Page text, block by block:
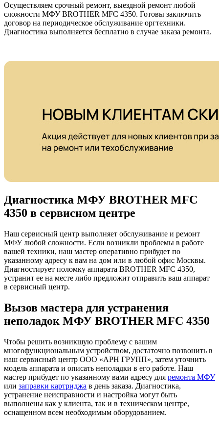
Осуществляем срочный ремонт, выездной ремонт любой
сложности МФУ BROTHER MFC 4350. Готовы заключить
договор на периодическое обслуживание оргтехники.
Диагностика выполняется бесплатно в случае заказа ремонта.
Диагностика МФУ BROTHER MFC
4350 в сервисном центре
Наш сервисный центр выполняет обслуживание и ремонт
МФУ любой сложности. Если возникли проблемы в работе
вашей техники, наш мастер оперативно прибудет по
указанному адресу к вам на дом или в любой офис Москвы.
Диагностирует поломку аппарата BROTHER MFC 4350,
устранит ее на месте либо предложит отправить ваш аппарат
в сервисный центр.
Вызов мастера для устранения
неполадок МФУ BROTHER MFC 4350
Чтобы решить возникшую проблему с вашим
многофункциональным устройством, достаточно позвонить в
наш сервисный центр ООО «АРН ГРУПП», затем уточнить
модель аппарата и описать неполадки в его работе. Наш
мастер прибудет по указанному вами адресу для ремонта МФУ
или заправки картриджа в день заказа. Диагностика,
устранение неисправности и настройка могут быть
выполнены как у клиента, так и в техническом центре,
оснащенном всем необходимым оборудованием.